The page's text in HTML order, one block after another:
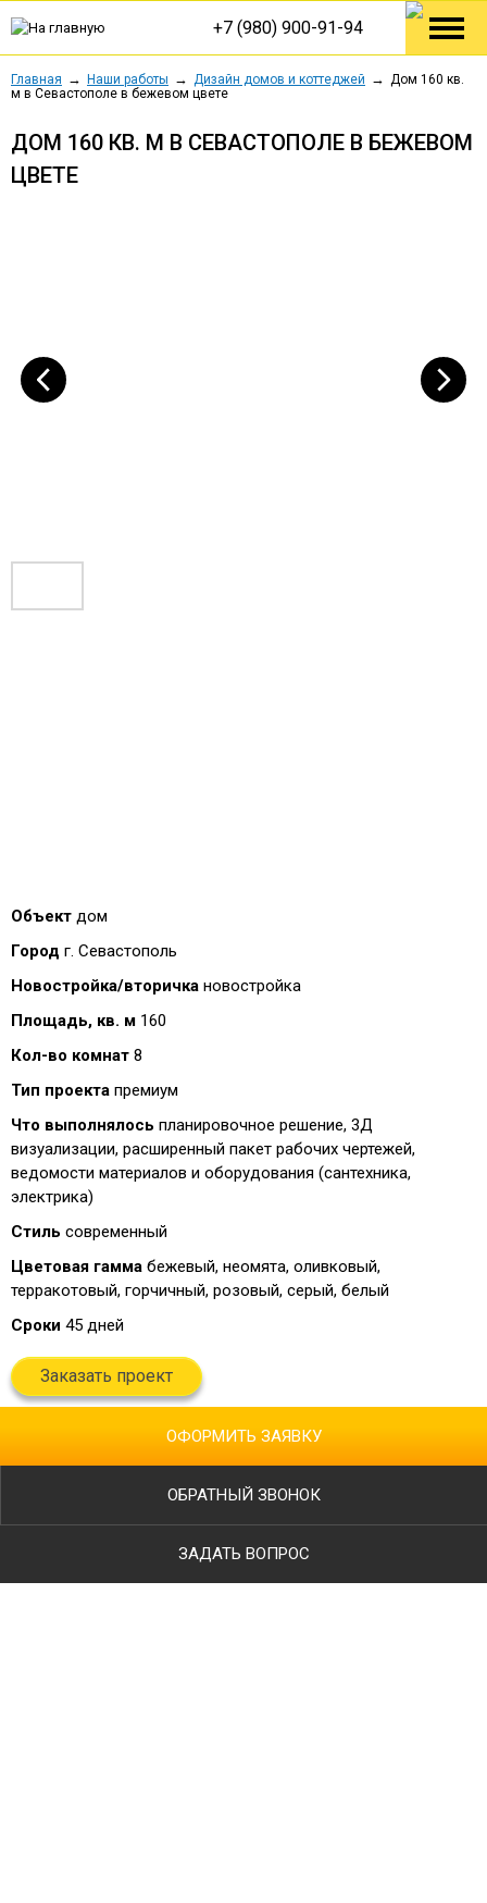
+7 (980) 900-91-94
Главная Наши работы Дизайн домов и коттеджей
Дом 160 кв.
м в Севастополе в бежевом цвете
ДОМ 160 КВ. М В СЕВАСТОПОЛЕ В БЕЖЕВОМ
ЦВЕТЕ
Объект дом
Город г. Севастополь
Новостройка/вторичка новостройка
Площадь, кв. м 160
Кол-во комнат 8
Тип проекта премиум
Что выполнялось планировочное решение, 3Д
визуализации, расширенный пакет рабочих чертежей,
ведомости материалов и оборудования (сантехника,
электрика)
Стиль современный
Цветовая гамма бежевый, неомята, оливковый,
терракотовый, горчичный, розовый, серый, белый
Сроки 45 дней
Заказать проект
ОФОРМИТЬ ЗАЯВКУ
ОБРАТНЫЙ ЗВОНОК
ЗАДАТЬ ВОПРОС